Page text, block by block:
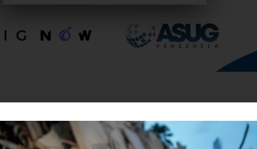
a SAP S/4HANA mediante inteligencia artificial,
para abordar los desafíos actuales del